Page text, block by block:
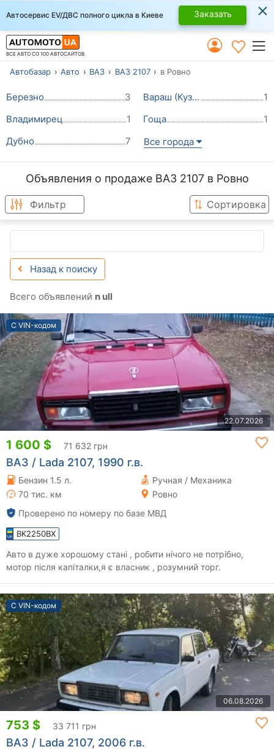
Автосервис EV/ДВС полного цикла в Киеве Заказать ×
ВСЕ АВТО СО 100 АВТОСАЙТОВ
Автобазар Авто ВАЗ ВАЗ 2107 в Ровно
Березно 3 Вараш (Кузнецовск)
1
Владимирец
1 Гоща
1
Дубно
7 Все города
Объявления о продаже ВАЗ 2107 в Ровно
Фильтр Сортировка
Назад к поиску
Всего объявлений n ull
С VIN-кодом
22.07.2026
1 600 $ 71 632 грн
ВАЗ / Lada 2107, 1990 г.в.
Бензин 1.5 л.
Ручная / Механика
70 тис. км
Ровно
Проверено по номеру по базе МВД
BK2250BX
Авто в дуже хорошому стані , робити нічого не потрібно,
мотор після капіталки,я є власник , розумний торг.
С VIN-кодом
06.08.2026
753 $ 33 711 грн
ВАЗ / Lada 2107, 2006 г.в.